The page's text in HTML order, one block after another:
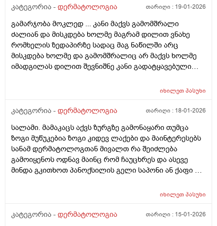
ამასთან ერთად ავენის ტოლარენს კონტროლი,
რაც დავიწყე მკურნალობა საშინლად მომემატა
ლოყებზე გამონაყარი, სხაბოლოოდ დავიწყე
დოქსიციკლინის 100 მგ დალევა უკვე 10 დღეზე მეტია
და სახე უფრო ჩაწყნარდა, რა ვქნა როდის შევწყვიტო
დალევა?
კატეგორია - დერმატოლოგია თარიღი : 19-01-2026
გამარჯობა მოკლედ ... კანი მაქვს გამომშრალი
ძალიან და მისკდება ხოლმე მაგრამ დილით ვნახე
რომხელის ზედაპირზე სადაც მაგ ნაწილში არც
მისკდება ხოლმე და გამომშრალიც არ მაქვს ხოლმე
იმადგილას დილით შევნიშნე კანი გადატყავებული
გამჭროდა და რაგაცა მაგრამ ეს პატარა მერე
თხლად კანზე რა შეიძლება იყოს
იხილეთპასუხი
კატეგორია - დერმატოლოგია თარიღი : 18-01-2026
სალამი. მამაკაცს აქვს ზურგზე გამონაყარი თუმცა
ზოგი მუწუკებია ზოგი კიდევ ლაქები და მაინტერესებს
სანამ დერმატოლოგთან მივალთ რა შეიძლება
გამოიყენოს ოდნავ მაინც რომ ჩაუცხრეს და ასევე
მინდა გკითხოთ პანოქსილის გელი საპონი ან ქაფი თუ
იხილეთპასუხი
კატეგორია - დერმატოლოგია თარიღი : 15-01-2026